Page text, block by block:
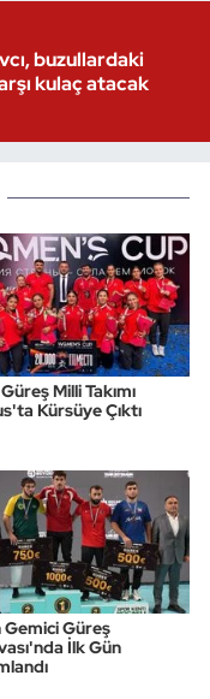
buzullardaki
kulaç atacak
Milli Takımı
Kürsüye Çıktı
Gemici Güreş
İlk Gün